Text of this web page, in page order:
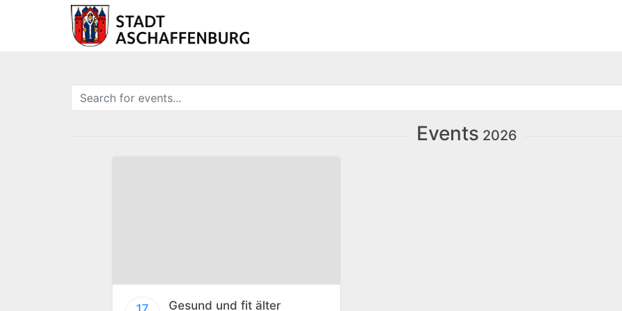
Events 2026
Gesund und fit älter